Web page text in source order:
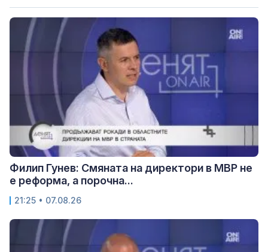
Филип Гунев: Смяната на директори в МВР не
е реформа, а порочна...
21:25 • 07.08.26